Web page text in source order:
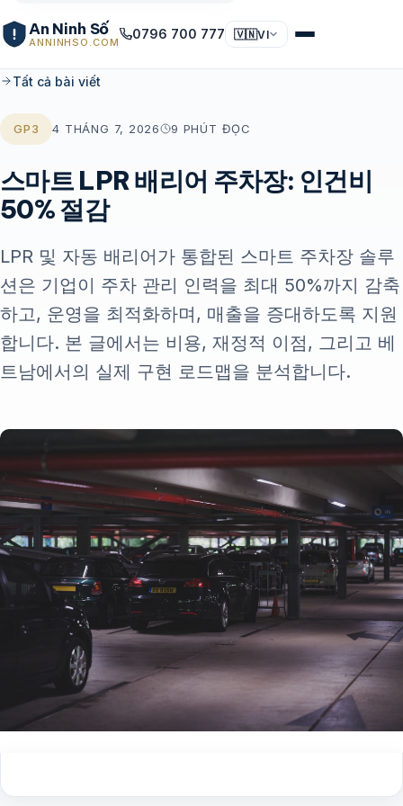
An Ninh Số
ANNINHSO.COM
0796 700 777 🇻🇳VI
Tất cả bài viết
GP3 4 THÁNG 7, 2026 9 PHÚT ĐỌC
스마트 LPR 배리어 주차장: 인건비
50% 절감
LPR 및 자동 배리어가 통합된 스마트 주차장 솔루
션은 기업이 주차 관리 인력을 최대 50%까지 감축
하고, 운영을 최적화하며, 매출을 증대하도록 지원
합니다. 본 글에서는 비용, 재정적 이점, 그리고 베
트남에서의 실제 구현 로드맵을 분석합니다.